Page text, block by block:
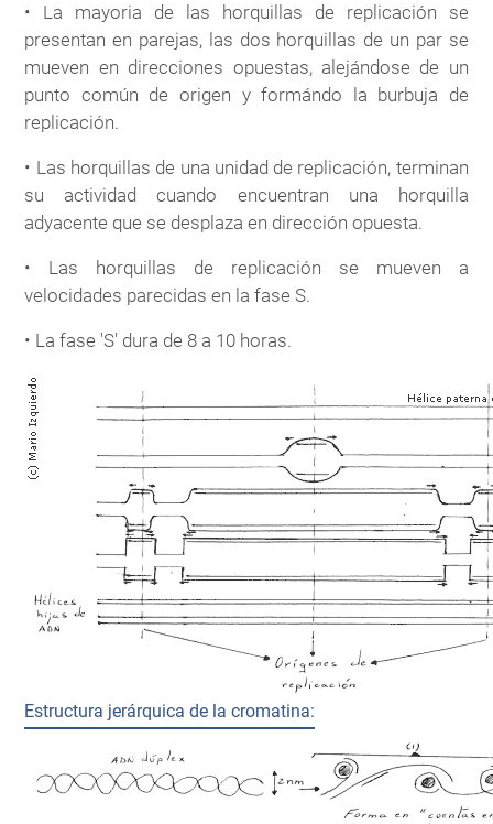
• La mayoria de las horquillas de replicación se
presentan en parejas, las dos horquillas de un par se
mueven en direcciones opuestas, alejándose de un
punto común de origen y formándo la burbuja de
replicación.
• Las horquillas de una unidad de replicación, terminan
su actividad cuando encuentran una horquilla
adyacente que se desplaza en dirección opuesta.
• Las horquillas de replicación se mueven a
velocidades parecidas en la fase S.
• La fase 'S' dura de 8 a 10 horas.
Estructura jerárquica de la cromatina: